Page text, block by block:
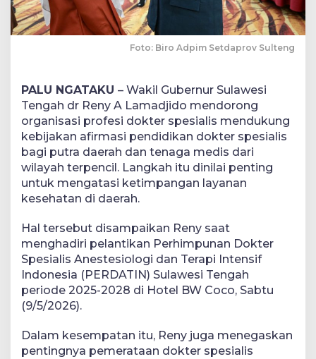
Foto: Biro Adpim Setdaprov Sulteng
PALU NGATAKU – Wakil Gubernur Sulawesi
Tengah dr Reny A Lamadjido mendorong
organisasi profesi dokter spesialis mendukung
kebijakan afirmasi pendidikan dokter spesialis
bagi putra daerah dan tenaga medis dari
wilayah terpencil. Langkah itu dinilai penting
untuk mengatasi ketimpangan layanan
kesehatan di daerah.
Hal tersebut disampaikan Reny saat
menghadiri pelantikan Perhimpunan Dokter
Spesialis Anestesiologi dan Terapi Intensif
Indonesia (PERDATIN) Sulawesi Tengah
periode 2025-2028 di Hotel BW Coco, Sabtu
(9/5/2026).
Dalam kesempatan itu, Reny juga menegaskan
pentingnya pemerataan dokter spesialis